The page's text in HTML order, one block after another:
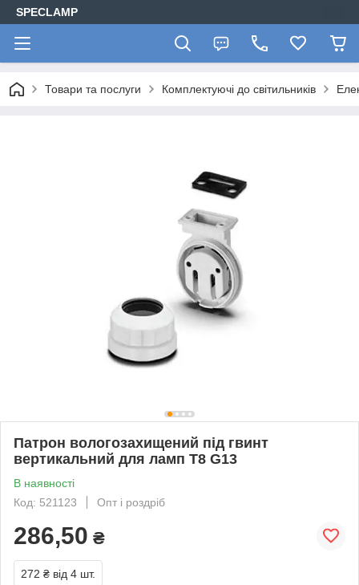
SPECLAMP
Товари та послуги Комплектуючі до світильників
Патрон вологозахищений під гвинт
вертикальний для ламп T8 G13
В наявності
Код: 521123
Опт і роздріб
286,50 ₴
272 ₴ від 4 шт.